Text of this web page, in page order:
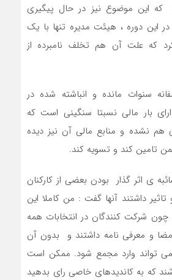
که این موضوع نیز در حال پیگیری
این دوره ، هیئت مدیره تنها با یک
که علت آن هم تخلف نامبرده از
سنوات مانده و انباشته شده در
این 7 نفردارای بار مالی نسبتا سنگینی است که
هم نشده و منابع مالی آن نیز دیده
تامین کند و تسویه کند.
ی اثر گذار بودن بعضی از کارکنان
داشتند آنها گفت : من کاملا این
شرکت کنندگان در انتخابات همه
و معرفی نامه داشتند و بدون آن
تواند وارد مجمع شود. ممکن است
که به کاندیدهای خاصی رای بدهید